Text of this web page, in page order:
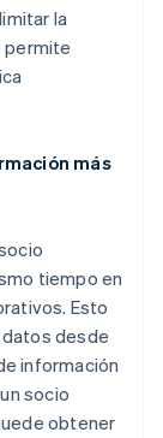
la
permite
más
tiempo en
Esto
desde
información
socio
obtener